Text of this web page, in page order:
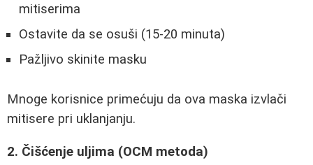
mitiserima
Ostavite da se osuši (15-20 minuta)
Pažljivo skinite masku
Mnoge korisnice primećuju da ova maska izvlači
mitisere pri uklanjanju.
2. Čišćenje uljima (OCM metoda)